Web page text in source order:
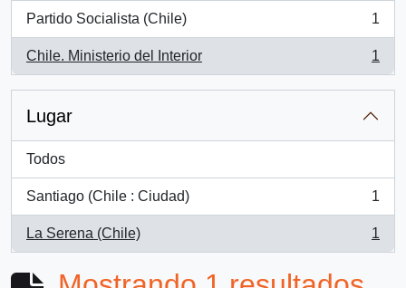
Partido Socialista (Chile)
, 1 resultados
1
Chile. Ministerio del Interior
, 1 resultados
1
Lugar
Todos
Santiago (Chile : Ciudad)
, 1 resultados
1
La Serena (Chile)
, 1 resultados
1